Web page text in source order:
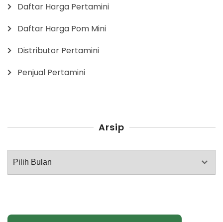
Daftar Harga Pertamini
Daftar Harga Pom Mini
Distributor Pertamini
Penjual Pertamini
Arsip
Arsip